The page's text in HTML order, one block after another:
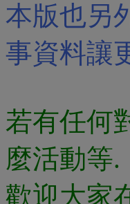
本版也另
事資料讓
若有任何
麼活動等.
歡迎大家